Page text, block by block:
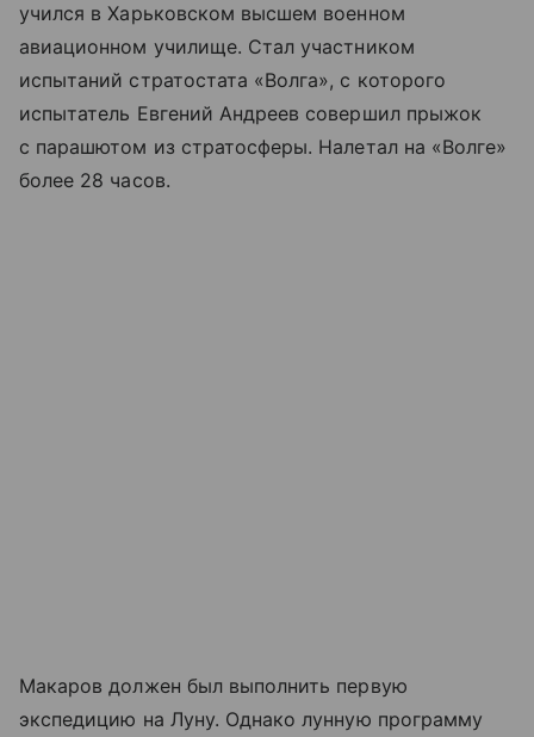
учился в Харьковском высшем военном
авиационном училище. Стал участником
испытаний стратостата «Волга», с которого
испытатель Евгений Андреев совершил прыжок
с парашютом из стратосферы. Налетал на «Волге»
более 28 часов.
Макаров должен был выполнить первую
экспедицию на Луну. Однако лунную программу